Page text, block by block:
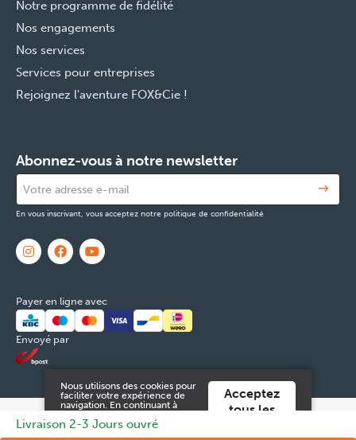
Livraison 2-3 Jours ouvré
Notre programme de fidélité
Nos engagements
Nos services
Services pour entreprises
Rejoignez l'aventure FOX&Cie !
Abonnez-vous à notre newsletter
En vous inscrivant, vous acceptez notre politique de confidentialité
Payer en ligne avec
Envoyé par
© 2026 FOX & Cie Numéro d'entreprise: 0551.965.335
byTilroy.
Nous utilisons des cookies pour
faciliter votre expérience de
navigation. En continuant à
acceptez ces.
Acceptez
tous les